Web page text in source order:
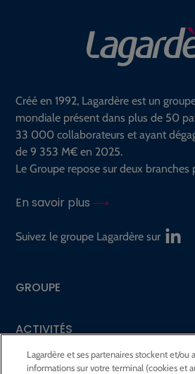
Créé en 1992, Lagardère est un
mondiale présent dans plus de 50
33 000 collaborateurs et ayant
de 9 353 M€ en 2025.
Le Groupe repose sur deux branches
En savoir plus
Suivez le groupe Lagardère sur
GROUPE
ACTIVITÉS
Lagardère et ses partenaires stockent et/ou
informations sur votre terminal (cookies et